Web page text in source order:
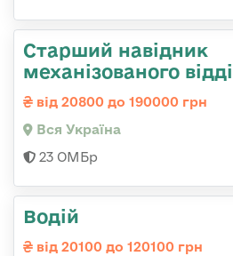
Старший навідник
механізованого
від 20800 до 190000 грн
Вся Україна
23 ОМБр
Водій
від 20100 до 120100 грн